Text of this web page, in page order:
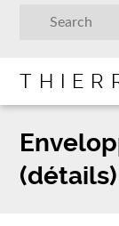
(détails)